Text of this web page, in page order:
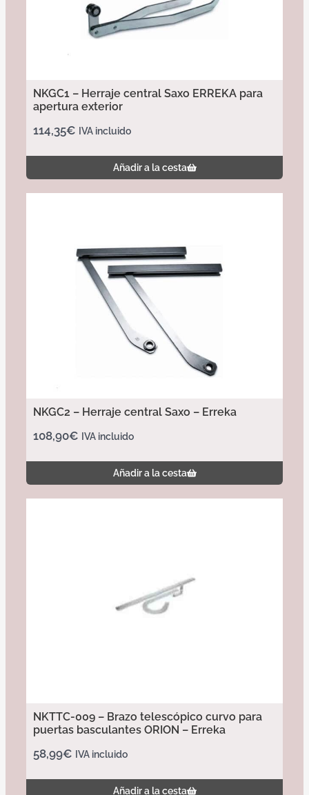
NKGC1 – Herraje central Saxo ERREKA para
apertura exterior
114,35€ IVA incluido
Añadir a la cesta
NKGC2 – Herraje central Saxo – Erreka
108,90€ IVA incluido
Añadir a la cesta
NKTTC-009 – Brazo telescópico curvo para
puertas basculantes ORION – Erreka
58,99€ IVA incluido
Añadir a la cesta